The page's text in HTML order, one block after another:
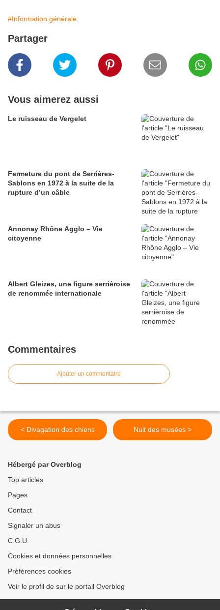
#Information générale
Partager
Vous aimerez aussi
Le ruisseau de Vergelet
Fermeture du pont de Serrières-
Sablons en 1972 à la suite de la
rupture d’un câble
Annonay Rhône Agglo – Vie
citoyenne
Albert Gleizes, une figure serrièroise
de renommée internationale
Commentaires
Ajouter un commentaire
< Divagation des chiens Nuit des musées >
Hébergé par Overblog
Top articles
Pages
Contact
Signaler un abus
C.G.U.
Cookies et données personnelles
Préférences cookies
Voir le profil de sur le portail Overblog